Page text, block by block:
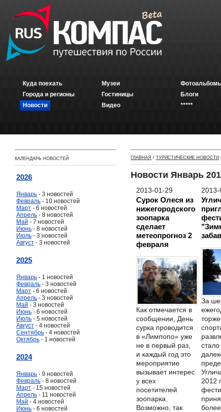
Куда поехать
Города и регионы
Новости
Музеи
Гостиницы
Видео
Блоги
*****
КАЛЕНДАРЬ НОВОСТЕЙ
2026
Январь - 3 новостей
Февраль - 10 новостей
Март - 6 новостей
Апрель - 8 новостей
Май - 7 новостей
Июнь - 8 новостей
Июль - 3 новостей
Август - 3 новостей
2025
Январь - 1 новостей
Февраль - 3 новостей
Март - 6 новостей
Апрель - 3 новостей
Май - 3 новостей
Июнь - 6 новостей
Июль - 5 новостей
Август - 4 новостей
Сентябрь - 4 новостей
Октябрь - 1 новостей
2024
Январь - 9 новостей
Февраль - 8 новостей
Март - 15 новостей
Апрель - 11 новостей
Май - 4 новостей
Июнь - 6 новостей
ГЛАВНАЯ / ТУРИСТИЧЕСКИЕ НОВОСТИ
Новости Январь
2013-01-29
Сурок Олеся из
нижегородского
зоопарка
сделает
метеопрогноз 2
февраля
Как отмечается в
сообщении, День
сурка проводится
в «Лимпопо» уже
не в первый раз,
и каждый год это
мероприятие
вызывает интерес
у всех
посетителей
зоопарка.
Возможно, так
За
стало
2012